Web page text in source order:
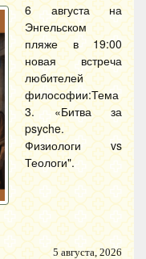
6 августа на
Энгельском
пляже в 19:00
новая встреча
любителей
философии:Тема
3. «Битва за
psyche.
Физиологи vs
Теологи".
5 августа, 2026